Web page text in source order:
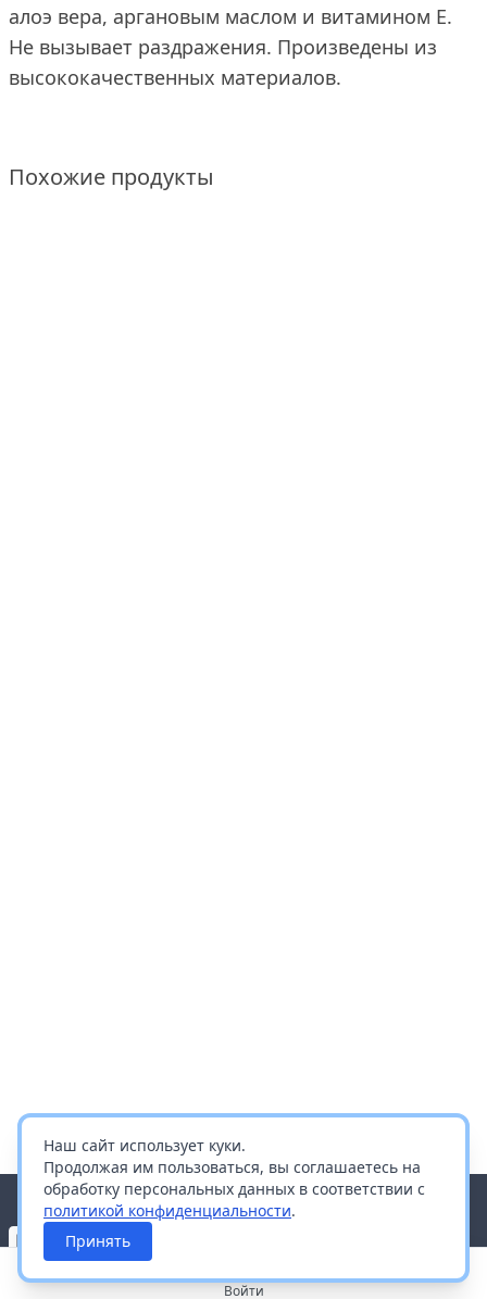
алоэ вера, аргановым маслом и витамином Е.
Не вызывает раздражения. Произведены из
высококачественных материалов.
Похожие продукты
Наш сайт использует куки.
Продолжая им пользоваться, вы соглашаетесь на
обработку персональных данных в соответствии с
политикой конфиденциальности.
Принять
Войти